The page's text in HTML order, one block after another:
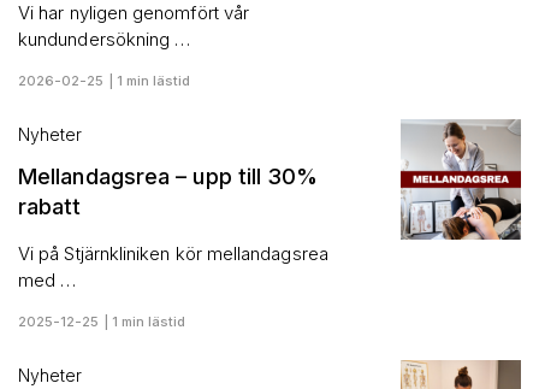
Vi har nyligen genomfört vår
kundundersökning …
2026-02-25 | 1 min lästid
Nyheter
Mellandagsrea – upp till 30%
rabatt
Vi på Stjärnkliniken kör mellandagsrea
med …
2025-12-25 | 1 min lästid
Nyheter